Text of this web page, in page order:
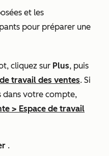
et les
pour préparer une
cliquez sur Plus, puis
de travail des ventes. Si
dans votre compte,
> Espace de travail
.